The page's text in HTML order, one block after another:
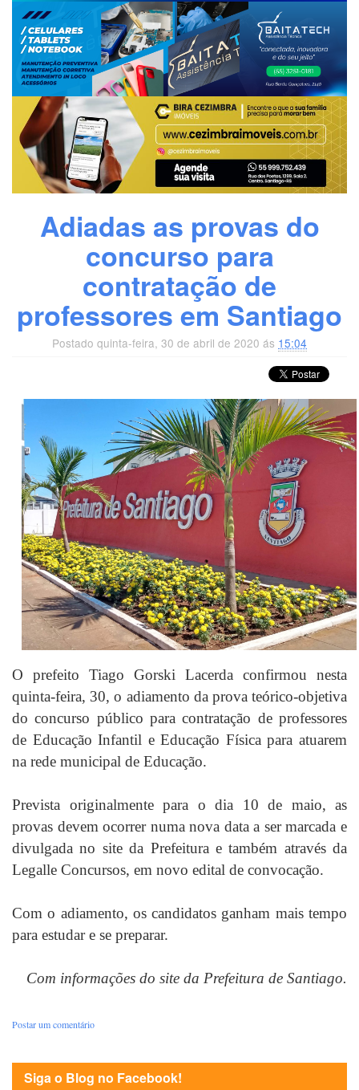
Adiadas as provas do
concurso para
contratação de
professores em Santiago
Postado quinta-feira, 30 de abril de 2020 ás 15:04
O prefeito Tiago Gorski Lacerda confirmou nesta
quinta-feira, 30, o adiamento da prova teórico-objetiva
do concurso público para contratação de professores
de Educação Infantil e Educação Física para atuarem
na rede municipal de Educação.
Prevista originalmente para o dia 10 de maio, as
provas devem ocorrer numa nova data a ser marcada e
divulgada no site da Prefeitura e também através da
Legalle Concursos, em novo edital de convocação.
Com o adiamento, os candidatos ganham mais tempo
para estudar e se preparar.
Com informações do site da Prefeitura de Santiago.
Postar um comentário
Siga o Blog no Facebook!